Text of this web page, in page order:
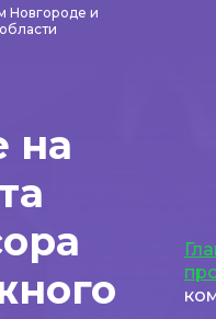
Новгороде и
на